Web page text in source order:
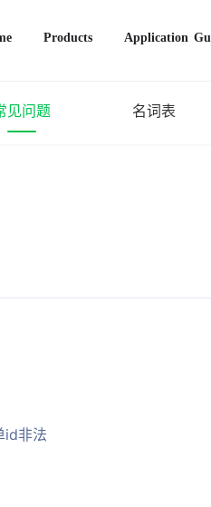
Products Application
见问题 名词表
id非法